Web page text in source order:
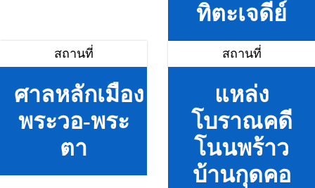
ทิตะเจดีย์
สถานที่
ศาลหลักเมือง
พระวอ-พระ
ตา
สถานที่
แหล่ง
โบราณคดี
โนนพร้าว
บ้านกุดคอ